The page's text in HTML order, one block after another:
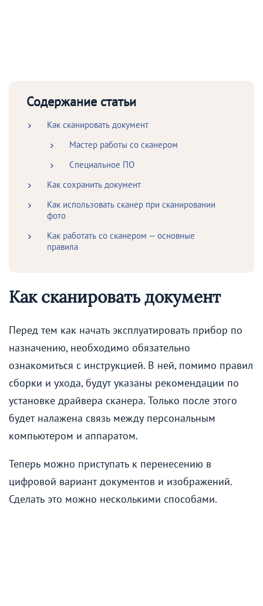
Содержание статьи
Как сканировать документ
Мастер работы со сканером
Специальное ПО
Как сохранить документ
Как использовать сканер при сканировании
фото
Как работать со сканером — основные
правила
Как сканировать документ
Перед тем как начать эксплуатировать прибор по
назначению, необходимо обязательно
ознакомиться с инструкцией. В ней, помимо правил
сборки и ухода, будут указаны рекомендации по
установке драйвера сканера. Только после этого
будет налажена связь между персональным
компьютером и аппаратом.
Теперь можно приступать к перенесению в
цифровой вариант документов и изображений.
Сделать это можно несколькими способами.